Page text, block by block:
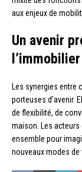
aux enjeux de
Un avenir
Les synergies entre
porteuses d’avenir.
de flexibilité, de
maison. Les
ensemble pour
nouveaux modes de